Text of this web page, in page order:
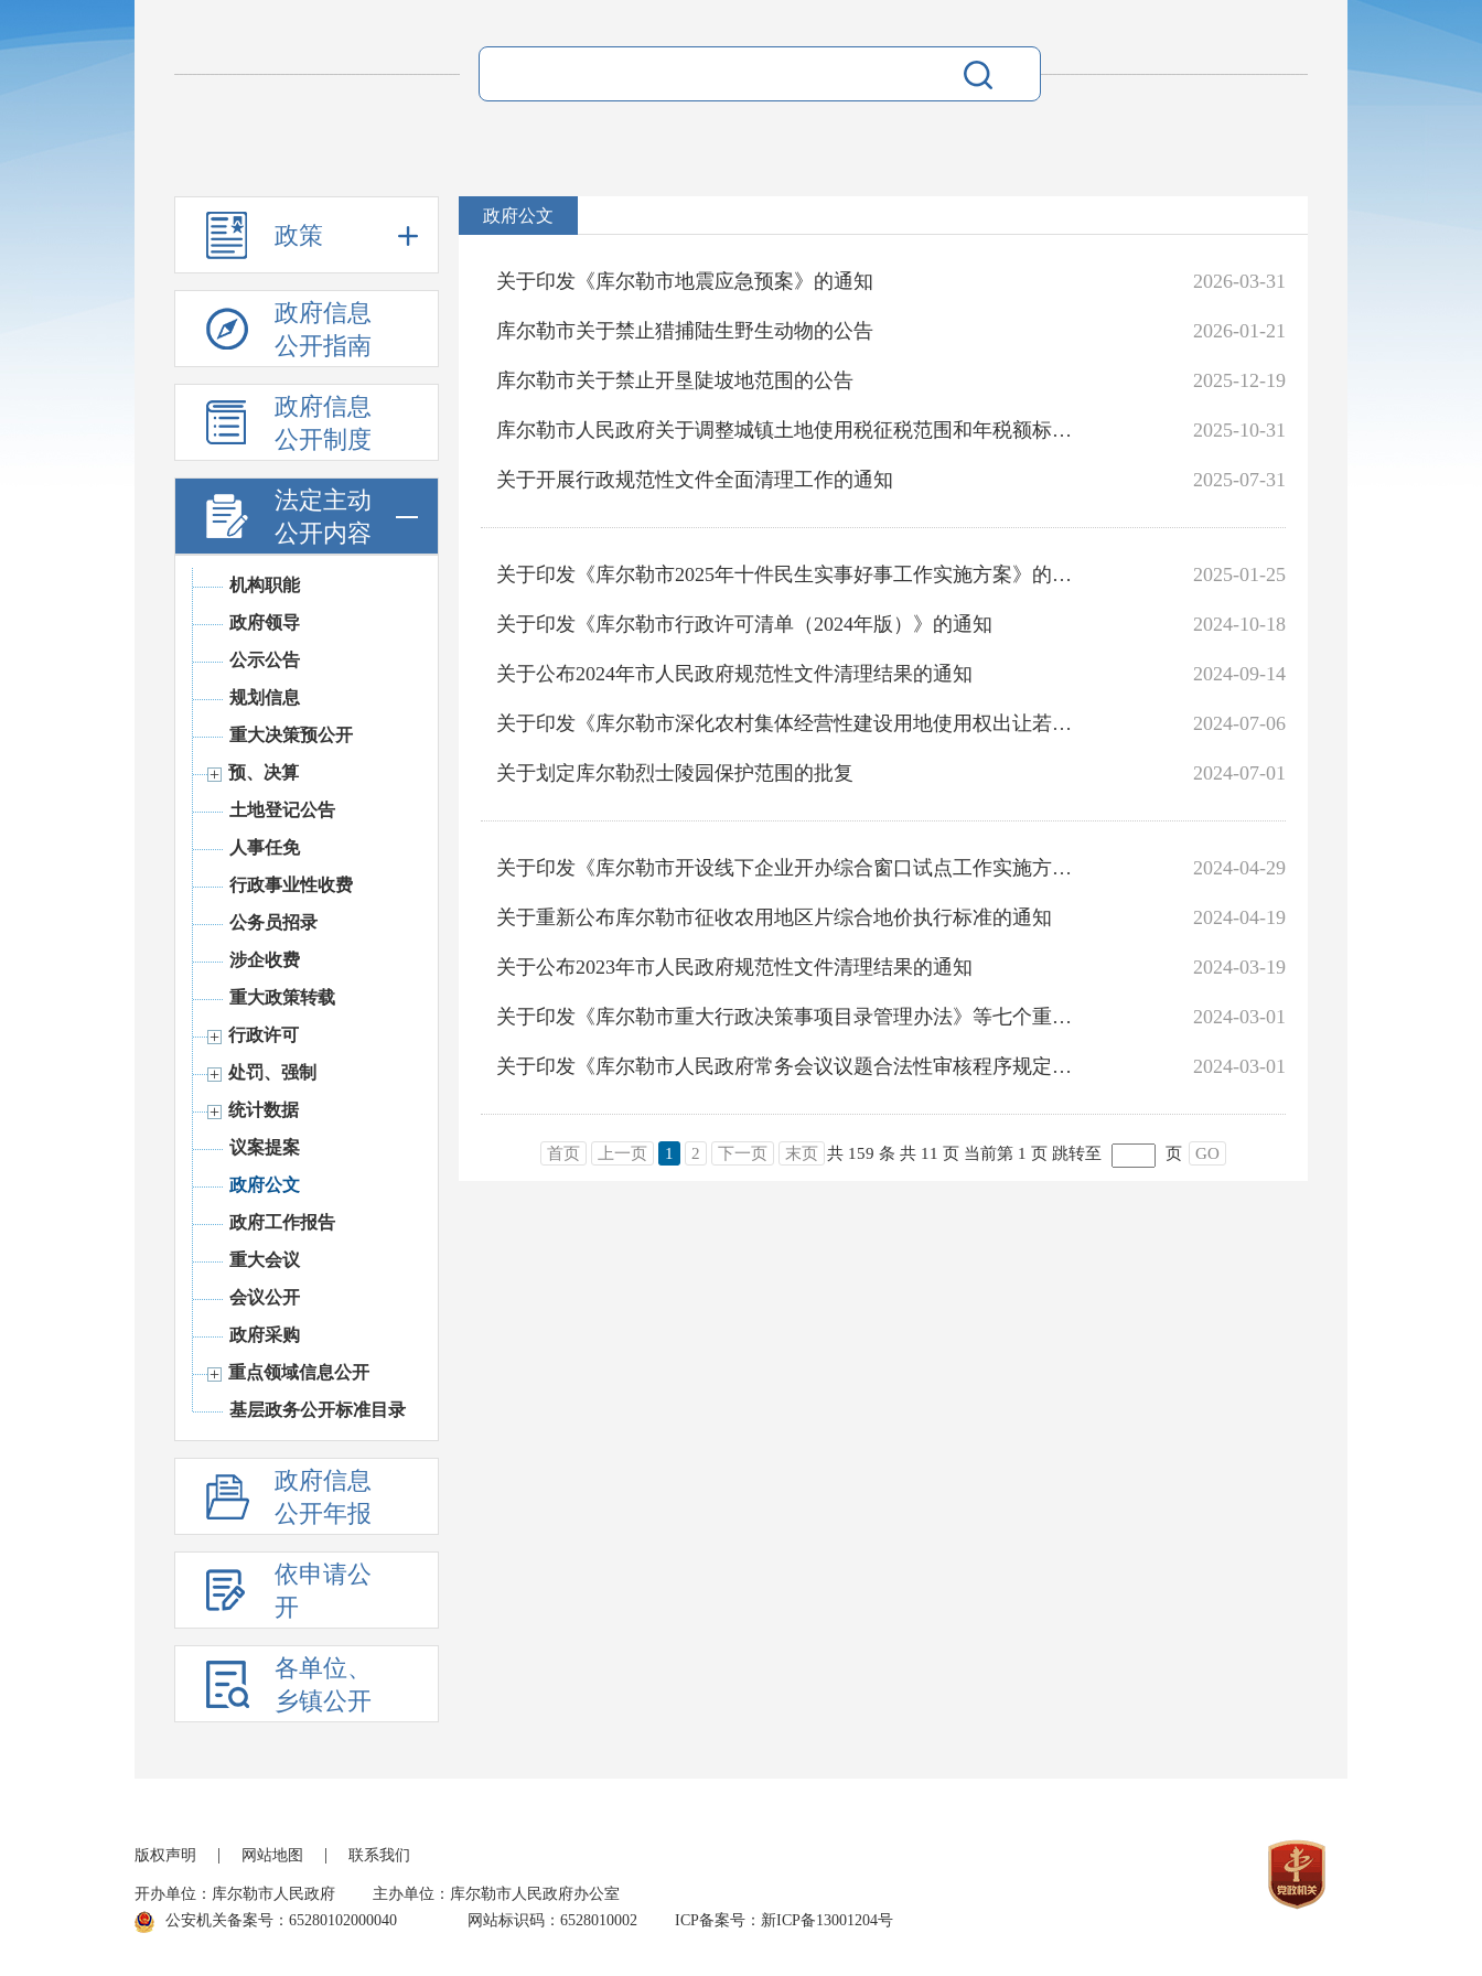
政策
政府信息
公开指南
政府信息
公开制度
法定主动
公开内容
机构职能
政府领导
公示公告
规划信息
重大决策预公开
预、决算
土地登记公告
人事任免
行政事业性收费
公务员招录
涉企收费
重大政策转载
行政许可
处罚、强制
统计数据
议案提案
政府公文
政府工作报告
重大会议
会议公开
政府采购
重点领域信息公开
基层政务公开标准目录
政府信息
公开年报
依申请公
开
各单位、
乡镇公开
政府公文
2026-03-31
关于印发《库尔勒市地震应急预案》的通知
2026-01-21
库尔勒市关于禁止猎捕陆生野生动物的公告
2025-12-19
库尔勒市关于禁止开垦陡坡地范围的公告
2025-10-31
库尔勒市人民政府关于调整城镇土地使用税征税范围和年税额标准的公告
2025-07-31
关于开展行政规范性文件全面清理工作的通知
2025-01-25
关于印发《库尔勒市2025年十件民生实事好事工作实施方案》的通知
2024-10-18
关于印发《库尔勒市行政许可清单（2024年版）》的通知
2024-09-14
关于公布2024年市人民政府规范性文件清理结果的通知
2024-07-06
关于印发《库尔勒市深化农村集体经营性建设用地使用权出让若干规定（试行）》等五项制度的通知
2024-07-01
关于划定库尔勒烈士陵园保护范围的批复
2024-04-29
关于印发《库尔勒市开设线下企业开办综合窗口试点工作实施方案》的通知
2024-04-19
关于重新公布库尔勒市征收农用地区片综合地价执行标准的通知
2024-03-19
关于公布2023年市人民政府规范性文件清理结果的通知
2024-03-01
关于印发《库尔勒市重大行政决策事项目录管理办法》等七个重大行政决策程序规定配套文件的通知
2024-03-01
关于印发《库尔勒市人民政府常务会议议题合法性审核程序规定（试行）》的通知
首页 上一页 1 2 下一页 末页 共 159 条 共 11 页 当前第 1 页 跳转至 页 GO
版权声明 | 网站地图 | 联系我们
开办单位：库尔勒市人民政府
主办单位：库尔勒市人民政府办公室
公安机关备案号：65280102000040
网站标识码：6528010002 ICP备案号：新ICP备13001204号